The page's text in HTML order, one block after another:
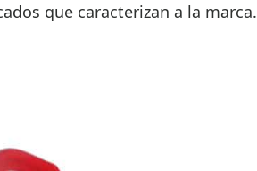
que caracterizan a la marca.